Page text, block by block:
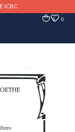
ICBC
0 0